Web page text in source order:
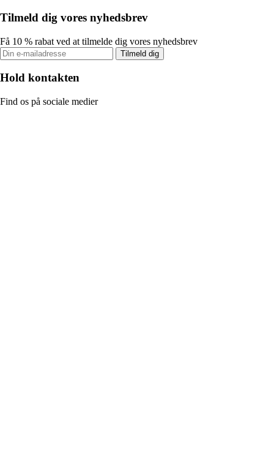
Tilmeld dig vores nyhedsbrev
Få 10 % rabat ved at tilmelde dig vores nyhedsbrev
Tilmeld dig
Hold kontakten
Find os på sociale medier